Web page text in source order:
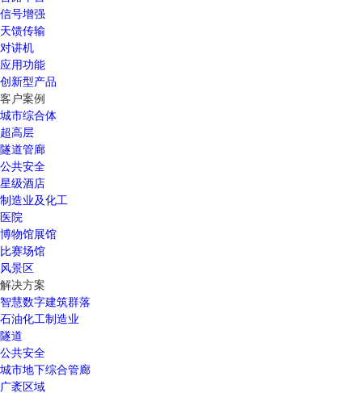
信号增强
天馈传输
对讲机
应用功能
创新型产品
客户案例
城市综合体
超高层
隧道管廊
公共安全
星级酒店
制造业及化工
医院
博物馆展馆
比赛场馆
风景区
解决方案
智慧数字建筑群落
石油化工制造业
隧道
公共安全
城市地下综合管廊
广袤区域